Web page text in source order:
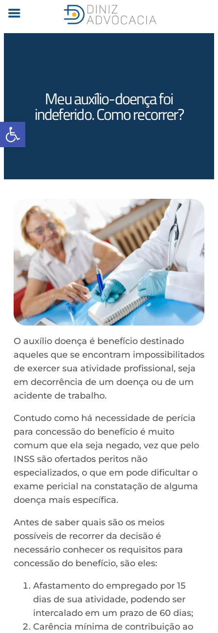
Barra de Ferramentas Aberta
Meu auxílio-doença foi
indeferido. Como recorrer?
O auxílio doença é benefício destinado
aqueles que se encontram impossibilitados
de exercer sua atividade profissional, seja
em decorrência de um doença ou de um
acidente de trabalho.
Contudo como há necessidade de perícia
para concessão do benefício é muito
comum que ela seja negado, vez que pelo
INSS são ofertados peritos não
especializados, o que em pode dificultar o
exame pericial na constatação de alguma
doença mais específica.
Antes de saber quais são os meios
possíveis de recorrer da decisão é
necessário conhecer os requisitos para
concessão do benefício, são eles:
Afastamento do empregado por 15
dias de sua atividade, podendo ser
intercalado em um prazo de 60 dias;
Carência mínima de contribuição ao